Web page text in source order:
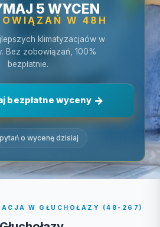
5 WYCEN
W 48H
klimatyzacjaów w
Bez zobowiązań, 100%
bezpłatnie.
bezpłatne wyceny
o wycenę dzisiaj
W GŁUCHOŁAZY (48-267)